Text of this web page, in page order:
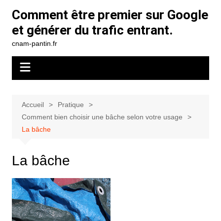
contenu
Comment être premier sur Google
et générer du trafic entrant.
cnam-pantin.fr
Accueil
Pratique
Comment bien choisir une bâche selon votre usage
La bâche
La bâche